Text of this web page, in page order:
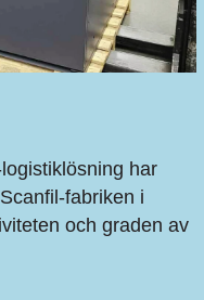
har
i
och graden av